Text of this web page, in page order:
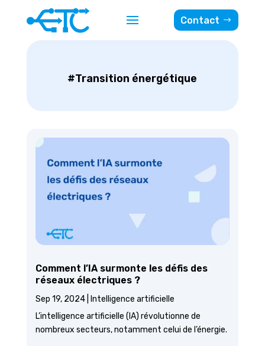
Contact
#Transition énergétique
Comment l’IA surmonte les défis des
réseaux électriques ?
Sep 19, 2024|
Intelligence artificielle
L’intelligence artificielle (IA) révolutionne de
nombreux secteurs, notamment celui de l’énergie.